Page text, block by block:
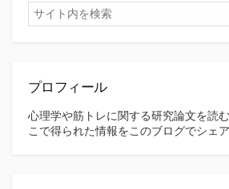
検
索
プロフィール
心理学や筋トレに関する研究論文を読
こで得られた情報をこのブログでシェ